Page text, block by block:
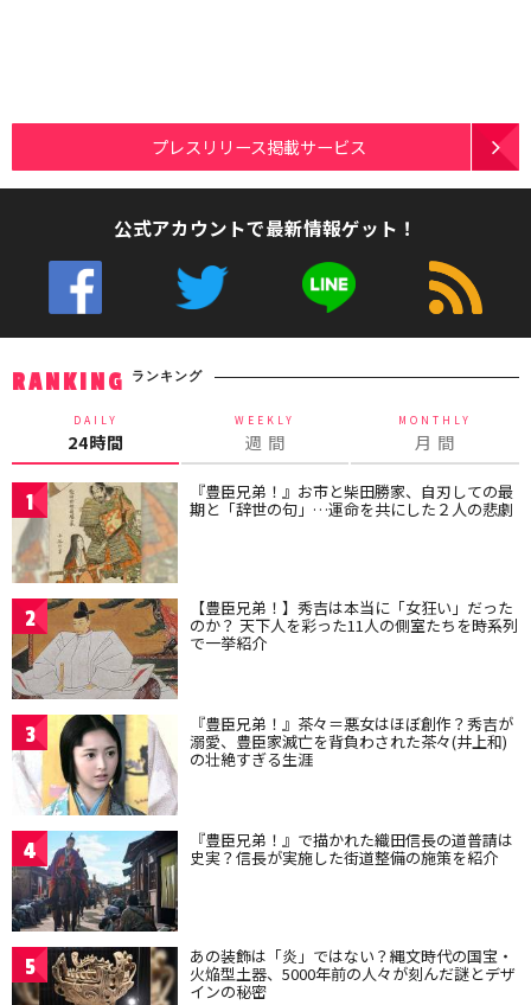
プレスリリース掲載サービス
公式アカウントで最新情報ゲット！
RANKING ランキング
DAILY
24時間
WEEKLY
週 間
MONTHLY
月 間
1 『豊臣兄弟！』お市と柴田勝家、自刃しての最
期と「辞世の句」…運命を共にした２人の悲劇
2 【豊臣兄弟！】秀吉は本当に「女狂い」だった
のか？ 天下人を彩った11人の側室たちを時系列
で一挙紹介
3 『豊臣兄弟！』茶々＝悪女はほぼ創作？秀吉が
溺愛、豊臣家滅亡を背負わされた茶々(井上和)
の壮絶すぎる生涯
4 『豊臣兄弟！』で描かれた織田信長の道普請は
史実？信長が実施した街道整備の施策を紹介
5 あの装飾は「炎」ではない？縄文時代の国宝・
火焔型土器、5000年前の人々が刻んだ謎とデザ
インの秘密